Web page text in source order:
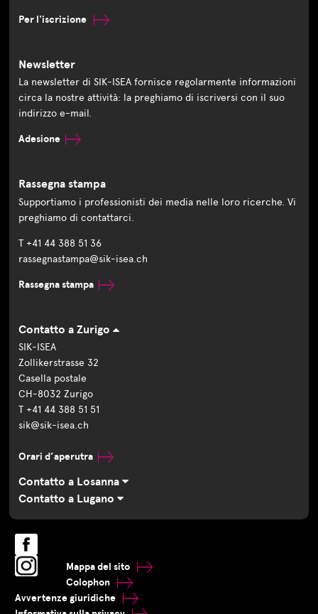
Per l'iscrizione
Newsletter
La newsletter di SIK-ISEA fornisce regolarmente informazioni
circa la nostre attività: la preghiamo di iscriversi con il suo
indirizzo e-mail.
Adesione
Rassegna stampa
Supportiamo i professionisti dei media nelle loro ricerche. Vi
preghiamo di contattarci.
T +41 44 388 51 36
rassegnastampa@sik-isea.ch
Rassegna stampa
Contatto a Zurigo
SIK-ISEA
Zollikerstrasse 32
Casella postale
CH-8032 Zurigo
T +41 44 388 51 51
sik@sik-isea.ch
Orari d’aperutra
Contatto a Losanna
Contatto a Lugano
Mappa del sito
Colophon
Avvertenze giuridiche